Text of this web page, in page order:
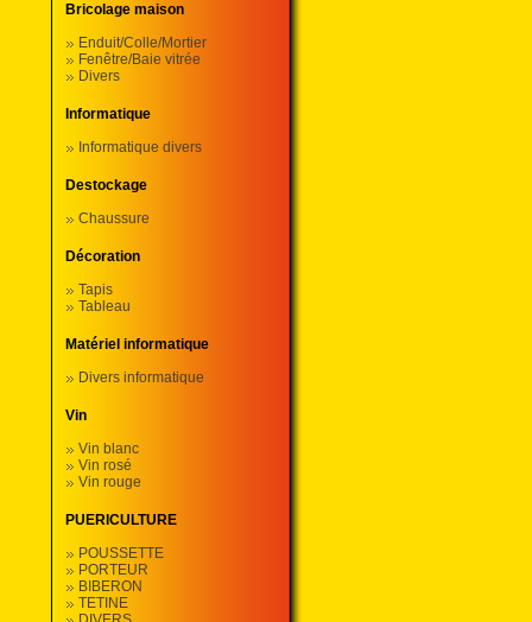
Bricolage maison
Enduit/Colle/Mortier
Fenêtre/Baie vitrée
Divers
Informatique
Informatique divers
Destockage
Chaussure
Décoration
Tapis
Tableau
Matériel informatique
Divers informatique
Vin
Vin blanc
Vin rosé
Vin rouge
PUERICULTURE
POUSSETTE
PORTEUR
BIBERON
TETINE